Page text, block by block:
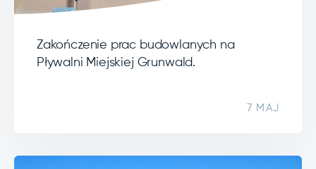
Zakończenie prac budowlanych na
Pływalni Miejskiej Grunwald.
7 MAJ